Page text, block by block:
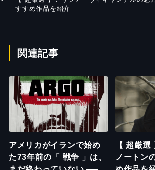
すすめ作品を紹介
関連記事
アメリカがイランで始め
た73年前の「 戦争 」は、
【 超厳選
ノートン